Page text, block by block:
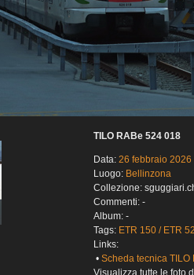
TILO RABe 524 018
Data: 26 febbraio 2026
Luogo: Bellinzona
Collezione:
Commenti: -
Album: -
Tags: ETR 150 / ETR
Links:
• Scheda tecnica TILO